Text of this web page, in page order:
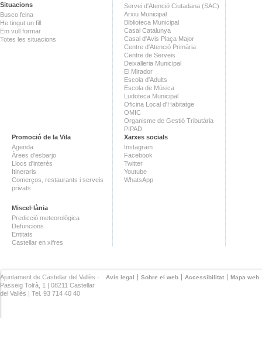
Situacions
Busco feina
He tingut un fill
Em vull formar
Totes les situacions
Servei d'Atenció Ciutadana (SAC)
Arxiu Municipal
Biblioteca Municipal
Casal Catalunya
Casal d'Avis Plaça Major
Centre d'Atenció Primària
Centre de Serveis
Deixalleria Municipal
El Mirador
Escola d'Adults
Escola de Música
Ludoteca Municipal
Oficina Local d'Habitatge
OMIC
Organisme de Gestió Tributària
PIPAD
Promoció de la Vila
Agenda
Àrees d'esbarjo
Llocs d'interès
Itineraris
Comerços, restaurants i serveis
privats
Miscel·lània
Predicció meteorològica
Defuncions
Entitats
Castellar en xifres
Xarxes socials
Instagram
Facebook
Twitter
Youtube
WhatsApp
Avís legal Sobre el web Accessibilitat Mapa web
Ajuntament de Castellar del Vallès ·
Passeig Tolrà, 1 | 08211 Castellar
del Vallès | Tel. 93 714 40 40